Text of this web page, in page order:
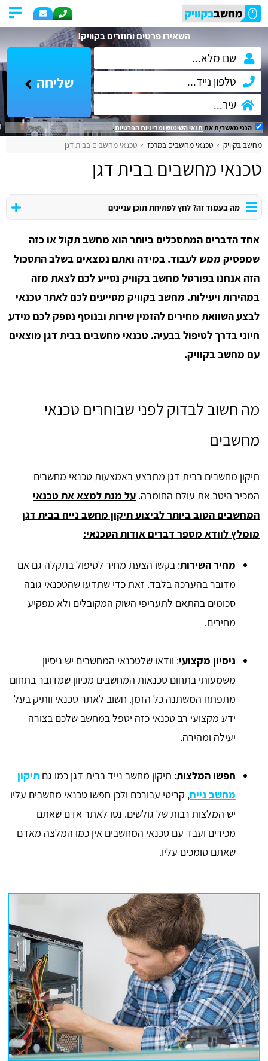
השאירו פרטים וחוזרים בקוויק!
שליחה
הנני מאשר/ת את תנאי השימושומדיניות הפרטיות.
מחשב בקוויק טכנאי מחשבים במרכז טכנאי מחשבים בבית דגן
טכנאי מחשבים בבית דגן
מה בעמוד זה? לחץ לפתיחת תוכן עניינים
אחד הדברים המתסכלים ביותר הוא מחשב תקול או כזה
שמפסיק ממש לעבוד. במידה ואתם נמצאים בשלב התסכול
הזה אנחנו בפורטל מחשב בקוויק נסייע לכם לצאת מזה
במהירות ויעילות. מחשב בקוויק מסייעים לכם לאתר טכנאי
לבצע השוואת מחירים להזמין שירות ובנוסף נספק לכם מידע
חיוני בדרך לטיפול בבעיה. טכנאי מחשבים בבית דגן מוצאים
עם מחשב בקוויק.
מה חשוב לבדוק לפני שבוחרים טכנאי
מחשבים
תיקון מחשבים בבית דגן מתבצע באמצעות טכנאי מחשבים
המכיר היטב את עולם החומרה. על מנת למצא את טכנאי
המחשבים הטוב ביותר לביצוע תיקון מחשב נייח בבית דגן
מומלץ לוודא מספר דברים אודות הטכנאי:
מחיר השירות: בקשו הצעת מחיר לטיפול בתקלה גם אם
מדובר בהערכה בלבד. זאת כדי שתדעו שהטכנאי גובה
סכומים בהתאם לתעריפי השוק המקובלים ולא מפקיע
מחירים.
ניסיון מקצועי: וודאו שלטכנאי המחשבים יש ניסיון
משמעותי בתחום טכנאות המחשבים מכיוון שמדובר בתחום
מתפתח המשתנה כל הזמן. חשוב לאתר טכנאי וותיק בעל
ידע מקצועי רב טכנאי כזה יטפל במחשב שלכם בצורה
יעילה ומהירה.
חפשו המלצות: תיקון מחשב נייד בבית דגן כמו גם תיקון
מחשב נייח, קריטי עבורכם ולכן חפשו טכנאי מחשבים עליו
יש המלצות רבות של גולשים. נסו לאתר אדם שאתם
מכירים ועבד עם טכנאי המחשבים אין כמו המלצה מאדם
שאתם סומכים עליו.